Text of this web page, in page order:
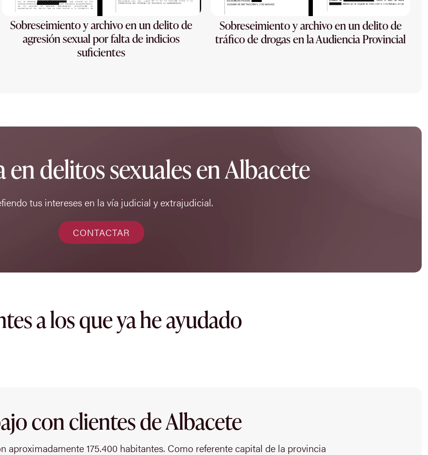
Sobreseimiento y archivo en un delito de
agresión sexual por falta de indicios
suficientes
Sobreseimiento y archivo en un delito de
tráfico de drogas en la Audiencia Provincial
en delitos sexuales en Albacete
tus intereses en la vía judicial y extrajudicial.
CONTACTAR
a los que ya he ayudado
con clientes de Albacete
aproximadamente 175.400 habitantes. Como referente capital de la provincia